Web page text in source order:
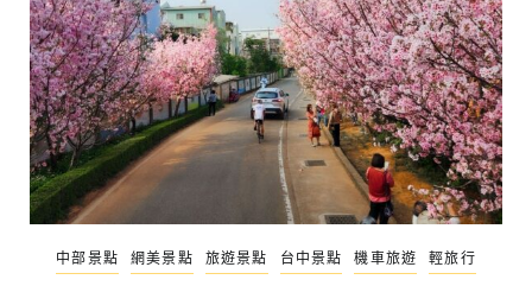
中部景點 網美景點 旅遊景點 台中景點 機車旅遊 輕旅行